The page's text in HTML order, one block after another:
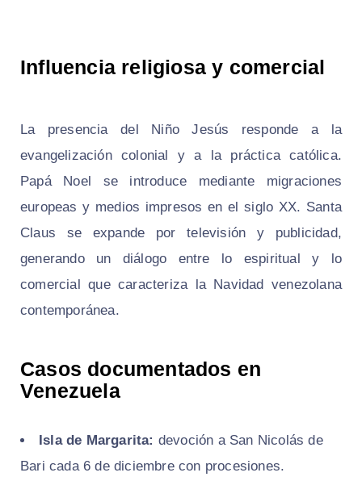
Influencia religiosa y comercial
La presencia del Niño Jesús responde a la
evangelización colonial y a la práctica católica.
Papá Noel se introduce mediante migraciones
europeas y medios impresos en el siglo XX. Santa
Claus se expande por televisión y publicidad,
generando un diálogo entre lo espiritual y lo
comercial que caracteriza la Navidad venezolana
contemporánea.
Casos documentados en
Venezuela
Isla de Margarita: devoción a San Nicolás de
Bari cada 6 de diciembre con procesiones.